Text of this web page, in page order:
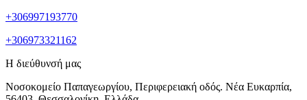
+306997193770
+306973321162
Η διεύθυνσή μας
Νοσοκομείο Παπαγεωργίου, Περιφερειακή οδός. Νέα Ευκαρπία,